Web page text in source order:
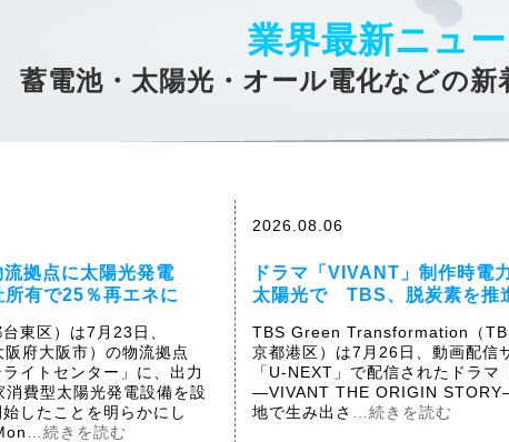
業界最新ニュー
蓄電池・太陽光・オール電化などの新
拠点に太陽光発電
有で25％再エネに
東区）は7月23日、
府大阪市）の物流拠点
ライトセンター」に、出力
費型太陽光発電設備を設
したことを明らかにし
…続きを読む
2026.08.06
ドラマ「VIVANT」制作時電
太陽光で TBS、脱炭素を推
TBS Green Transformation（
京都港区）は7月26日、動画配信
「U-NEXT」で配信されたドラマ
―VIVANT THE ORIGIN
地で生み出さ
…続きを読む